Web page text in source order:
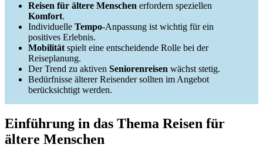
Reisen für ältere Menschen erfordern speziellen
Komfort.
Individuelle Tempo-Anpassung ist wichtig für ein
positives Erlebnis.
Mobilität spielt eine entscheidende Rolle bei der
Reiseplanung.
Der Trend zu aktiven Seniorenreisen wächst stetig.
Bedürfnisse älterer Reisender sollten im Angebot
berücksichtigt werden.
Einführung in das Thema Reisen für
ältere Menschen